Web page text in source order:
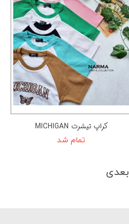
کراپ تیشرت MICHIGAN
تمام شد
بعدی